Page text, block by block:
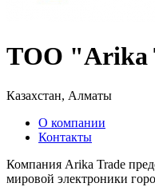
ТОО "Arika
Казахстан, Алматы
О компании
Контакты
Компания Arika Trade
мировой электроники